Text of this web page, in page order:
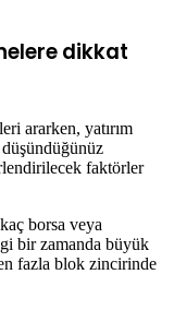
dikkat
ararken, yatırım
faktörler
borsa veya
bir zamanda büyük
fazla blok zincirinde